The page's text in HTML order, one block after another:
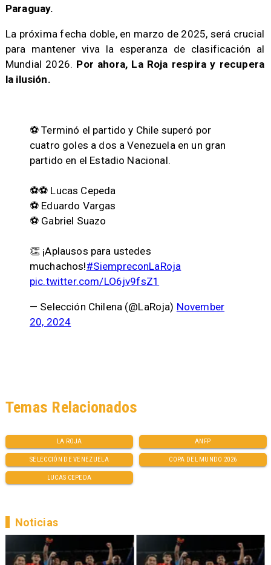
Paraguay.
La próxima fecha doble, en marzo de 2025, será crucial
para mantener viva la esperanza de clasificación al
Mundial 2026. Por ahora, La Roja respira y recupera
la ilusión.
⚽️ Terminó el partido y Chile superó por
cuatro goles a dos a Venezuela en un gran
partido en el Estadio Nacional.
⚽️⚽️ Lucas Cepeda
⚽️ Eduardo Vargas
⚽️ Gabriel Suazo
👏 ¡Aplausos para ustedes
muchachos!#SiempreconLaRoja
pic.twitter.com/LO6jv9fsZ1
— Selección Chilena (@LaRoja) November
20, 2024
LA ROJA ANFP
SELECCIÓN DE VENEZUELA COPA DEL MUNDO 2026
LUCAS CEPEDA
Temas Relacionados
Noticias